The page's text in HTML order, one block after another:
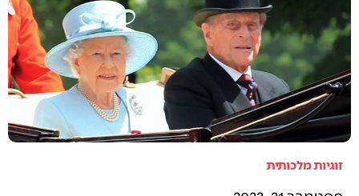
זוגיות מלכותית